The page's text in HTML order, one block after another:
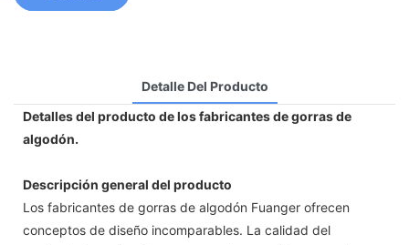
Detalle Del Producto
Detalles del producto de los fabricantes de gorras de
algodón.
Descripción general del producto
Los fabricantes de gorras de algodón Fuanger ofrecen
conceptos de diseño incomparables. La calidad del